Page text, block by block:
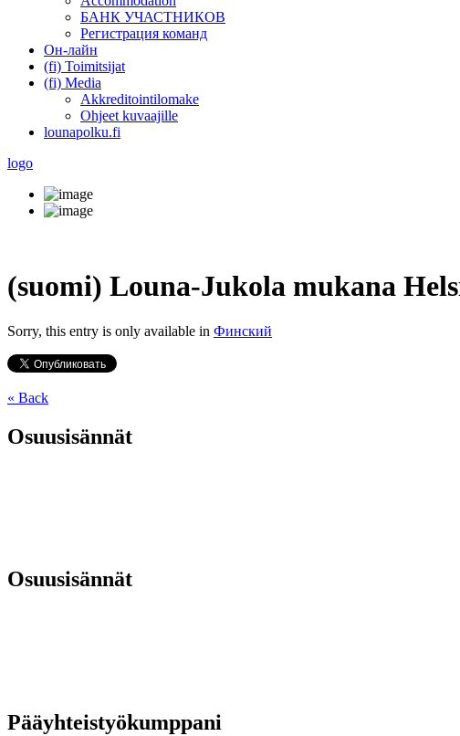
БАНК УЧАСТНИКОВ
Регистрация команд
Он-лайн
(fi) Toimitsijat
(fi) Media
Akkreditointilomake
Ohjeet kuvaajille
lounapolku.fi
logo
(suomi) Louna-Jukola mukana
Sorry, this entry is only available in Финский
« Back
Osuusisännät
Osuusisännät
Pääyhteistyökumppani